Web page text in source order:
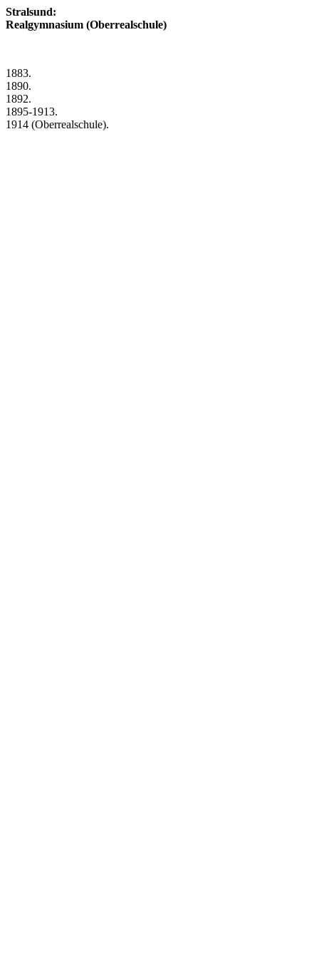
Stralsund:
Realgymnasium (Oberrealschule)
1883.
1890.
1892.
1895-1913.
1914 (Oberrealschule).